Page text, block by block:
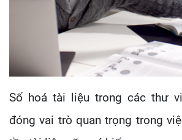
Số hoá tài liệu trong các thư
đóng vai trò quan trọng trong